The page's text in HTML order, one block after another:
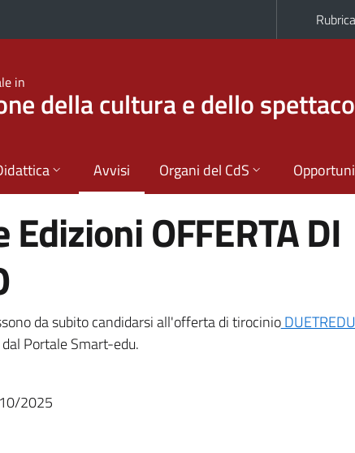
Rubrica
in
della cultura e dello
Avvisi Organi del CdS
OFFERTA DI
da subito candidarsi all'offerta di tirocinio
Portale Smart-edu.
2025